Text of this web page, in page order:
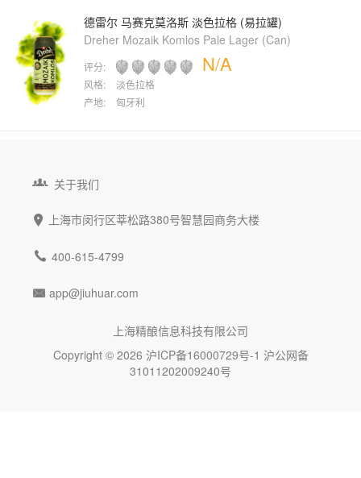
德雷尔 马赛克莫洛斯 淡色拉格 (易拉罐)
Dreher Mozaik Komlos Pale Lager (Can)
评分: N/A
风格:
淡色拉格
产地:
匈牙利
 关于我们
 上海市闵行区莘松路380号智慧园商务大楼
 400-615-4799
 app@jiuhuar.com
上海精酿信息科技有限公司
Copyright © 2026 沪ICP备16000729号-1 沪公网备
31011202009240号